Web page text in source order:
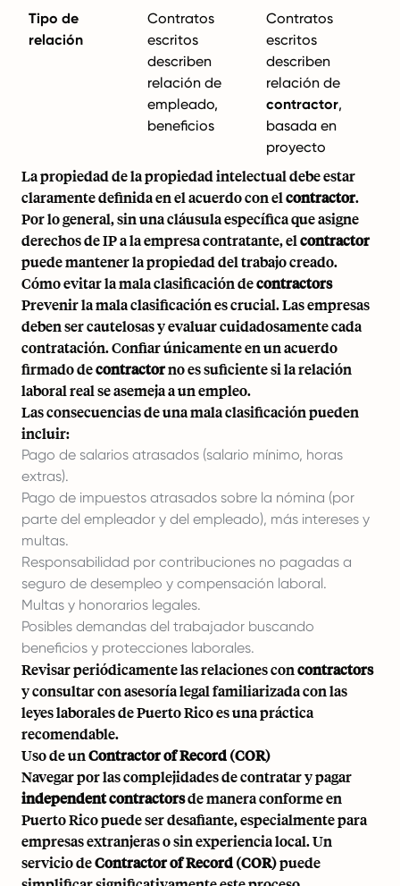
Tipo de
relación
Contratos
escritos
describen
relación de
empleado,
beneficios
Contratos
escritos
describen
relación de
contractor,
basada en
proyecto
La propiedad de la propiedad intelectual debe estar
claramente definida en el acuerdo con elcontractor.
Por lo general, sin una cláusula específica que asigne
derechos de IP a la empresa contratante, elcontractor
puede mantener la propiedad del trabajo creado.
Cómo evitar la mala clasificación decontractors
Prevenir la mala clasificación es crucial. Las empresas
deben ser cautelosas y evaluar cuidadosamente cada
contratación. Confiar únicamente en un acuerdo
firmado decontractorno es suficiente si la relación
laboral real se asemeja a un empleo.
Las consecuencias de una mala clasificación pueden
incluir:
Pago de salarios atrasados (salario mínimo, horas
extras).
Pago de impuestos atrasados sobre la nómina (por
parte del empleador y del empleado), más intereses y
multas.
Responsabilidad por contribuciones no pagadas a
seguro de desempleo y compensación laboral.
Multas y honorarios legales.
Posibles demandas del trabajador buscando
beneficios y protecciones laborales.
Revisar periódicamente las relaciones concontractors
y consultar con asesoría legal familiarizada con las
leyes laborales de Puerto Rico es una práctica
recomendable.
Uso de unContractor of Record (COR)
Navegar por las complejidades de contratar y pagar
independent contractorsde manera conforme en
Puerto Rico puede ser desafiante, especialmente para
empresas extranjeras o sin experiencia local. Un
servicio deContractor of Record (COR)puede